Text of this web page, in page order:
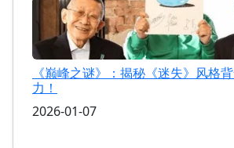
《巅峰之谜》：揭秘《迷失》风格
力！
2026-01-07